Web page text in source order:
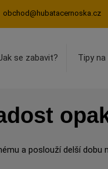
obchod@hubatacernoska.cz
se zabavit? Tipy na
a poslouží delší